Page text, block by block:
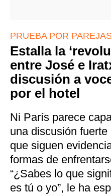
PRUEBA POR
Estalla la
entre José e
discusión a
por el hotel
Ni París parece
una discusión
que siguen
formas de
“¿Sabes lo que
es tú o yo”, le ha